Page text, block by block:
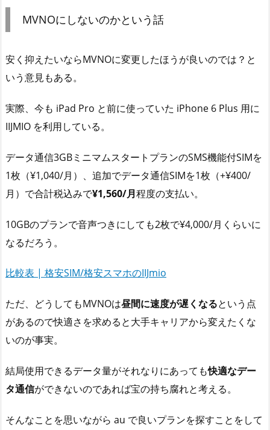
MVNOにしないのかという話
安く抑えたいならMVNOに変更したほうが良いのでは？と
いう意見もある。
実際、今も iPad Pro と前に使っていた iPhone 6 Plus 用に
IIJMIO を利用している。
データ通信3GBミニマムスタートプランのSMS機能付SIMを
1枚（¥1,040/月）、追加でデータ通信SIMを1枚（+¥400/
月）で合計税込みで¥1,560/月程度の支払い。
10GBのプランで音声つきにしても2枚で¥4,000/月くらいに
なるだろう。
比較表 | 格安SIM/格安スマホのIIJmio
ただ、どうしてもMVNOは昼間に速度が遅くなるという点
があるので快適さを求めると大手キャリアから変えたくな
いのが事実。
結局使用できるデータ量がそれなりにあっても快適なデー
タ通信ができないのであれば宝の持ち腐れと考える。
そんなことを思いながら au で良いプランを探すことをして